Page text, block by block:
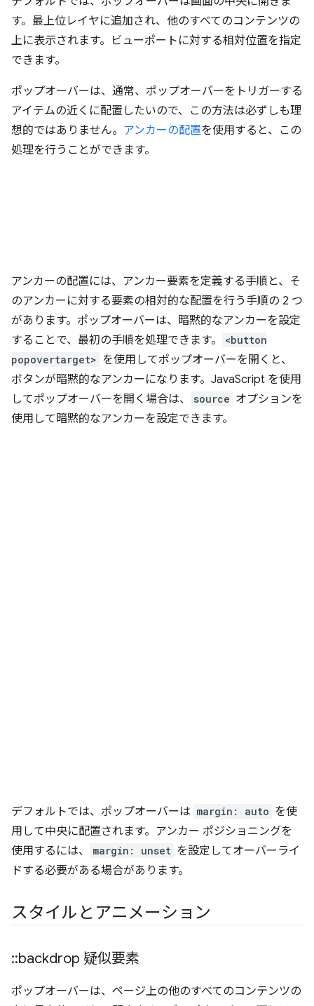
す。最上位レイヤに追加され、他のすべてのコンテンツの
上に表示されます。ビューポートに対する相対位置を指定
できます。
ポップオーバーは、通常、ポップオーバーをトリガーする
アイテムの近くに配置したいので、この方法は必ずしも理
想的ではありません。 アンカーの配置を使用すると、この
処理を行うことができます。
アンカーの配置には、アンカー要素を定義する手順と、そ
のアンカーに対する要素の相対的な配置を行う手順の 2 つ
があります。ポップオーバーは、暗黙的なアンカーを設定
することで、最初の手順を処理できます。
<button
popovertarget> を使用してポップオーバーを開くと、
ボタンが暗黙的なアンカーになります。JavaScript を使用
してポップオーバーを開く場合は、
source オプションを
使用して暗黙的なアンカーを設定できます。
デフォルトでは、ポップオーバーは margin: auto を使
用して中央に配置されます。アンカー ポジショニングを
使用するには、
margin: unset を設定してオーバーライ
ドする必要がある場合があります。
スタイルとアニメーション
::backdrop 疑似要素
ポップオーバーは、ページ上の他のすべてのコンテンツの